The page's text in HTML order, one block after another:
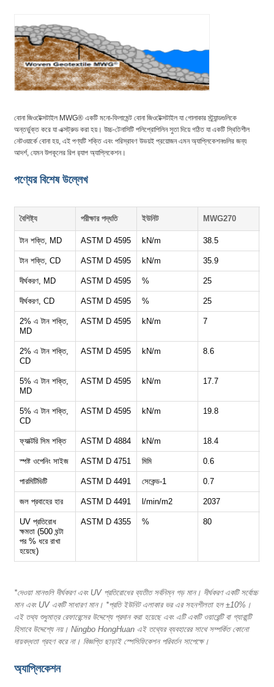
বোনা জিওটেক্সটাইল MWG® একটি মনো-ফিলামেন্ট বোনা জিওটেক্সটাইল যা গোলাকার স্ট্র্যান্ডগুলিকে
অন্তর্ভুক্ত করে যা এক্সট্রুড করা হয়। উচ্চ-টেনাসিটি পলিপ্রোপিলিন সুতা দিয়ে গঠিত যা একটি স্থিতিশীল
নেটওয়ার্কে বোনা হয়, এই পণ্যটি শক্তি এবং পরিস্রাবণ উভয়ই প্রয়োজন এমন অ্যাপ্লিকেশনগুলির জন্য
আদর্শ, যেমন উপকূলের রিপ র‍্যাপ অ্যাপ্লিকেশন।
পণ্যের বিশেষ উল্লেখ
বৈশিষ্ট্য পরীক্ষার পদ্ধতি ইউনিট MWG270
টান শক্তি, MD ASTM D 4595 kN/m 38.5
টান শক্তি, CD ASTM D 4595 kN/m 35.9
দীর্ঘকরণ, MD ASTM D 4595 % 25
দীর্ঘকরণ, CD ASTM D 4595 % 25
2% এ টান শক্তি,
MD
ASTM D 4595 kN/m 7
2% এ টান শক্তি,
CD
ASTM D 4595 kN/m 8.6
5% এ টান শক্তি,
MD
ASTM D 4595 kN/m 17.7
5% এ টান শক্তি,
CD
ASTM D 4595 kN/m 19.8
ফ্যাক্টরি সিম শক্তি ASTM D 4884 kN/m 18.4
স্পষ্ট ওপেনিং সাইজ ASTM D 4751 মিমি 0.6
পারমিটিভিটি ASTM D 4491 সেকেন্ড-1 0.7
জল প্রবাহের হার ASTM D 4491 l/min/m2 2037
UV প্রতিরোধ
ক্ষমতা (500 ঘন্টা
পর % ধরে রাখা
হয়েছে)
ASTM D 4355 % 80
*দেওয়া মানগুলি দীর্ঘকরণ এবং UV প্রতিরোধের ব্যতীত সর্বনিম্ন গড় মান। দীর্ঘকরণ একটি সর্বোচ্চ
মান এবং UV একটি সাধারণ মান। *প্রতি ইউনিট এলাকার ভর এর সহনশীলতা হল ±10%।
এই তথ্য শুধুমাত্র রেফারেন্সের উদ্দেশ্যে প্রদান করা হয়েছে এবং এটি একটি ওয়ারেন্টি বা গ্যারান্টি
হিসাবে উদ্দেশ্যে নয়। Ningbo HongHuan এই তথ্যের ব্যবহারের সাথে সম্পর্কিত কোনো
দায়বদ্ধতা গ্রহণ করে না। বিজ্ঞপ্তি ছাড়াই স্পেসিফিকেশন পরিবর্তন সাপেক্ষে।
অ্যাপ্লিকেশন